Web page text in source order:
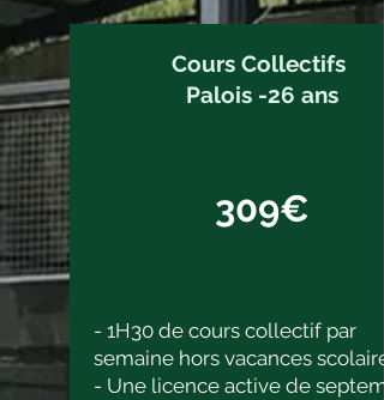
Cours Collectifs
Palois -26 ans
309€
- 1H30 de cours collectif par
semaine hors vacances
- Une licence active de